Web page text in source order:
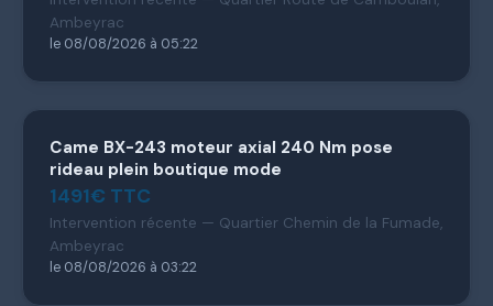
Ambeyrac
le 08/08/2026 à 05:22
Came BX-243 moteur axial 240 Nm pose
rideau plein boutique mode
1491€ TTC
Intervention récente — Quartier Chemin de la Fumade,
Ambeyrac
le 08/08/2026 à 03:22